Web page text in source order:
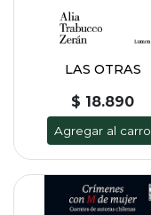
LAS OTRAS
$ 18.890
Agregar al carro